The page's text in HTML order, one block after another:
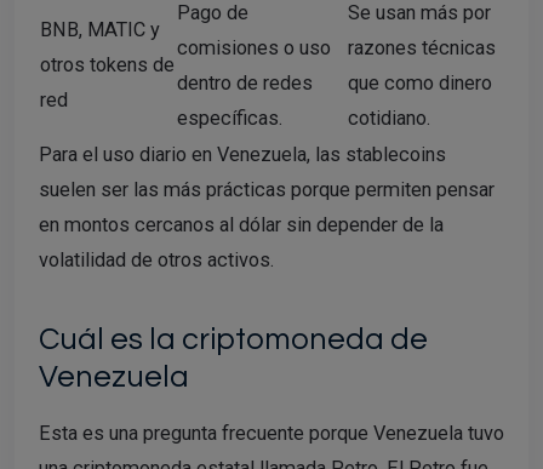
BNB, MATIC y
otros tokens de
red
Pago de
comisiones o uso
dentro de redes
específicas.
Se usan más por
razones técnicas
que como dinero
cotidiano.
Para el uso diario en Venezuela, las stablecoins
suelen ser las más prácticas porque permiten pensar
en montos cercanos al dólar sin depender de la
volatilidad de otros activos.
Cuál es la criptomoneda de
Venezuela
Esta es una pregunta frecuente porque Venezuela tuvo